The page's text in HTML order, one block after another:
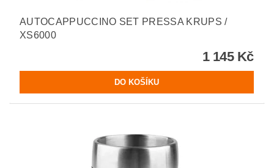
AUTOCAPPUCCINO SET PRESSA KRUPS /
XS6000
1 145 Kč